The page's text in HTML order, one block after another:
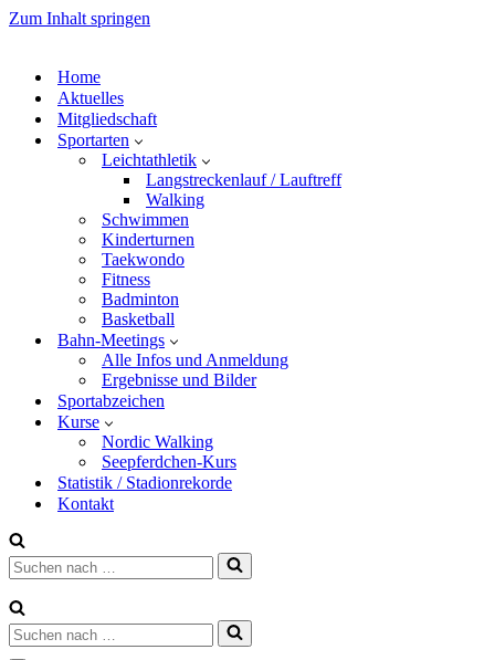
Zum Inhalt springen
Home
Aktuelles
Mitgliedschaft
Sportarten
Leichtathletik
Langstreckenlauf / Lauftreff
Walking
Schwimmen
Kinderturnen
Taekwondo
Fitness
Badminton
Basketball
Bahn-Meetings
Alle Infos und Anmeldung
Ergebnisse und Bilder
Sportabzeichen
Kurse
Nordic Walking
Seepferdchen-Kurs
Statistik / Stadionrekorde
Kontakt
Suchen
nach …
Suchen
nach …